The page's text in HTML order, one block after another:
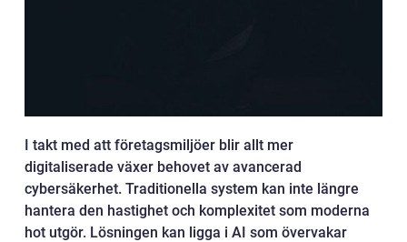
I takt med att företagsmiljöer blir allt mer
digitaliserade växer behovet av avancerad
cybersäkerhet. Traditionella system kan inte längre
hantera den hastighet och komplexitet som moderna
hot utgör. Lösningen kan ligga i AI som övervakar